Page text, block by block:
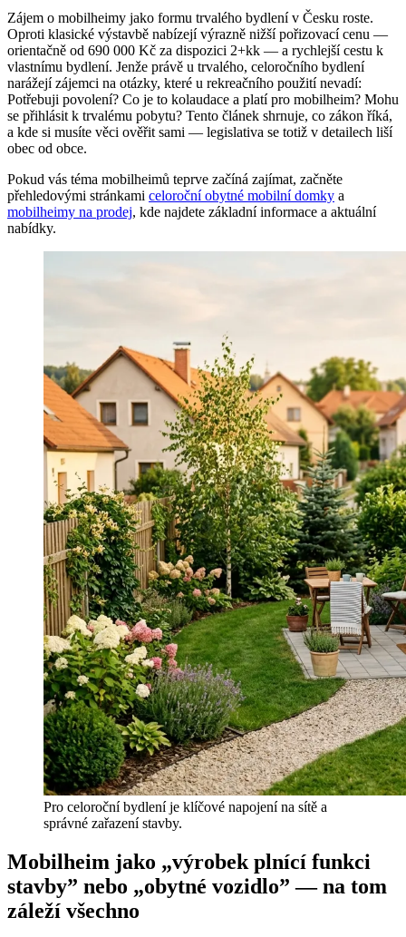
Zájem o mobilheimy jako formu trvalého bydlení v Česku roste.
Oproti klasické výstavbě nabízejí výrazně nižší pořizovací cenu —
orientačně od 690 000 Kč za dispozici 2+kk — a rychlejší cestu k
vlastnímu bydlení. Jenže právě u trvalého, celoročního bydlení
narážejí zájemci na otázky, které u rekreačního použití nevadí:
Potřebuji povolení? Co je to kolaudace a platí pro mobilheim? Mohu
se přihlásit k trvalému pobytu? Tento článek shrnuje, co zákon říká,
a kde si musíte věci ověřit sami — legislativa se totiž v detailech liší
obec od obce.
Pokud vás téma mobilheimů teprve začíná zajímat, začněte
přehledovými stránkami celoroční obytné mobilní domky a
mobilheimy na prodej, kde najdete základní informace a aktuální
nabídky.
Pro celoroční bydlení je klíčové napojení na sítě a
správné zařazení stavby.
Mobilheim jako „výrobek plnící funkci
stavby” nebo „obytné vozidlo” — na tom
záleží všechno